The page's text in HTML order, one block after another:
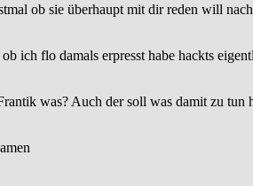
ob sie überhaupt mit dir reden will
ich flo damals erpresst habe hackts
was? Auch der soll was damit zu tun